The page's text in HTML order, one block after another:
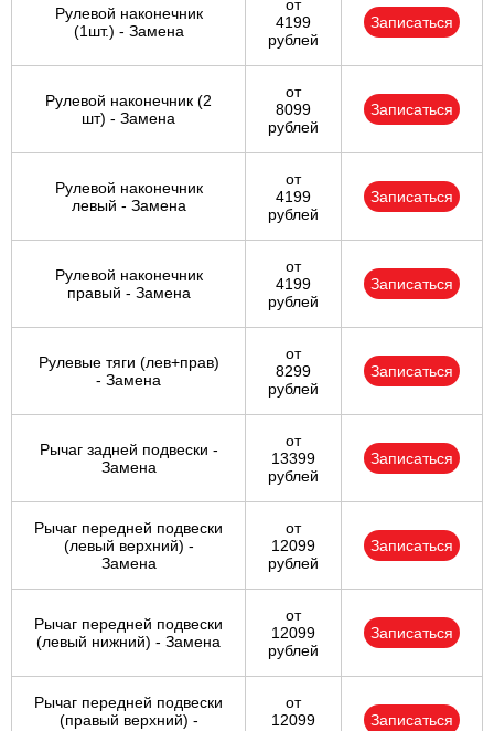
Рулевой наконечник
(1шт.) - Замена
от
4199
рублей
Записаться
Рулевой наконечник (2
шт) - Замена
от
8099
рублей
Записаться
Рулевой наконечник
левый - Замена
от
4199
рублей
Записаться
Рулевой наконечник
правый - Замена
от
4199
рублей
Записаться
Рулевые тяги (лев+прав)
- Замена
от
8299
рублей
Записаться
Рычаг задней подвески -
Замена
от
13399
рублей
Записаться
Рычаг передней подвески
(левый верхний) -
Замена
от
12099
рублей
Записаться
Рычаг передней подвески
(левый нижний) - Замена
от
12099
рублей
Записаться
Рычаг передней подвески
(правый верхний) -
от
12099
Записаться